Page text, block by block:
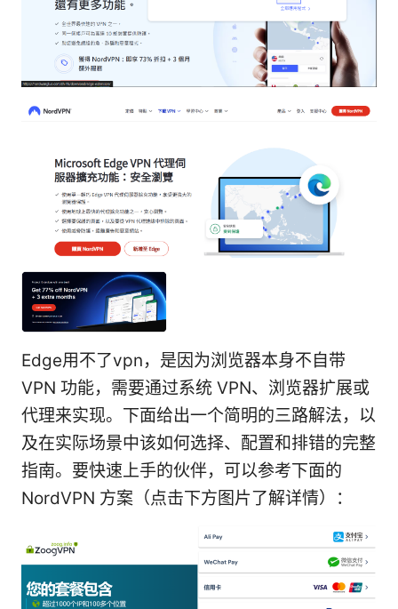
Edge用不了vpn，是因为浏览器本身不自带
VPN 功能，需要通过系统 VPN、浏览器扩展或
代理来实现。下面给出一个简明的三路解法，以
及在实际场景中该如何选择、配置和排错的完整
指南。要快速上手的伙伴，可以参考下面的
NordVPN 方案（点击下方图片了解详情）：